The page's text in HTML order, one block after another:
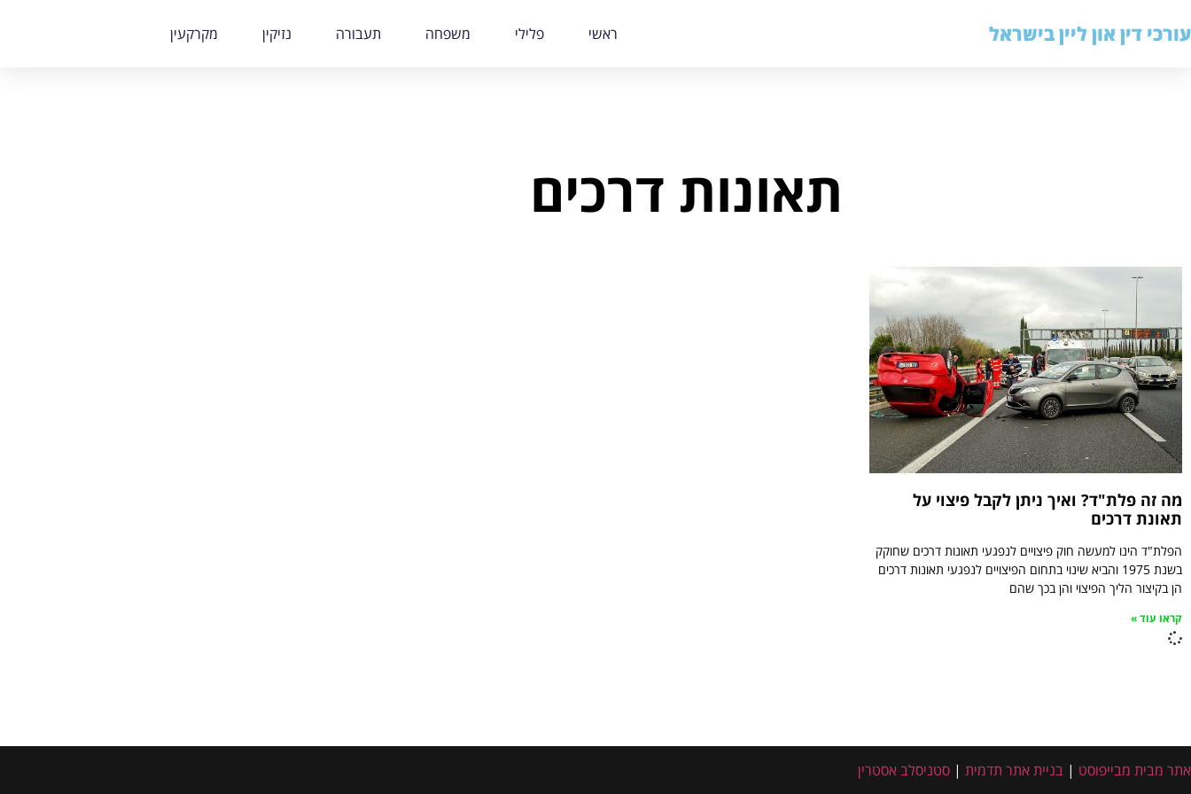
עורכי דין און ליין בישראל ראשי פלילי משפחה תעבורה נזיקין מקרקעין
תאונות דרכים
מה זה פלת"ד? ואיך ניתן לקבל פיצוי על
תאונת דרכים
הפלת"ד הינו למעשה חוק פיצויים לנפגעי תאונות דרכים שחוקק
בשנת 1975 והביא שינוי בתחום הפיצויים לנפגעי תאונות דרכים
הן בקיצור הליך הפיצוי והן בכך שהם
קראו עוד »
אתר מבית מבייפוסט | בניית אתר תדמית | סטניסלב אסטרין